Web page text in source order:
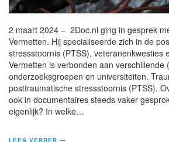
2 maart 2024 – 2Doc.nl ging in gesprek
Vermetten. Hij specialiseerde zich in de
stressstoornis (PTSS), veteranenkwesties
Vermetten is verbonden aan verschillende
onderzoeksgroepen en universiteiten.
posttraumatische stressstoornis (PTSS).
ook in documentaires steeds vaker
eigenlijk? In welke…
LEES VERDER